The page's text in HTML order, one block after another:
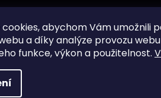
abychom Vám umožnili
a díky analýze provozu
funkce, výkon a použitelnost.